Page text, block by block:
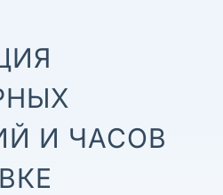
ОТЧЕТЫ
И ЧАСОВ